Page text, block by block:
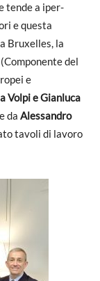
tende a iper-
e questa
Bruxelles, la
(Componente del
e
Volpi e Gianluca
da Alessandro
tavoli di lavoro